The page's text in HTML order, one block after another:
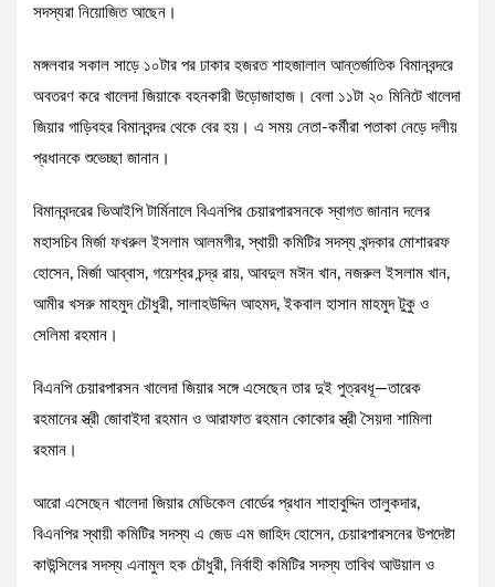
সদস্যরা নিয়োজিত আছেন।
মঙ্গলবার সকাল সাড়ে ১০টার পর ঢাকার হজরত শাহজালাল আন্তর্জাতিক বিমানবন্দরে
অবতরণ করে খালেদা জিয়াকে বহনকারী উড়োজাহাজ। বেলা ১১টা ২০ মিনিটে খালেদা
জিয়ার গাড়িবহর বিমানবন্দর থেকে বের হয়। এ সময় নেতা-কর্মীরা পতাকা নেড়ে দলীয়
প্রধানকে শুভেচ্ছা জানান।
বিমানবন্দরের ভিআইপি টার্মিনালে বিএনপির চেয়ারপারসনকে স্বাগত জানান দলের
মহাসচিব মির্জা ফখরুল ইসলাম আলমগীর, স্থায়ী কমিটির সদস্য খন্দকার মোশাররফ
হোসেন, মির্জা আব্বাস, গয়েশ্বর চন্দ্র রায়, আবদুল মঈন খান, নজরুল ইসলাম খান,
আমীর খসরু মাহমুদ চৌধুরী, সালাহউদ্দিন আহমদ, ইকবাল হাসান মাহমুদ টুকু ও
সেলিমা রহমান।
বিএনপি চেয়ারপারসন খালেদা জিয়ার সঙ্গে এসেছেন তার দুই পুত্রবধূ—তারেক
রহমানের স্ত্রী জোবাইদা রহমান ও আরাফাত রহমান কোকোর স্ত্রী সৈয়দা শামিলা
রহমান।
আরো এসেছেন খালেদা জিয়ার মেডিকেল বোর্ডের প্রধান শাহাবুদ্দিন তালুকদার,
বিএনপির স্থায়ী কমিটির সদস্য এ জেড এম জাহিদ হোসেন, চেয়ারপারসনের উপদেষ্টা
কাউন্সিলের সদস্য এনামুল হক চৌধুরী, নির্বাহী কমিটির সদস্য তাবিথ আউয়াল ও